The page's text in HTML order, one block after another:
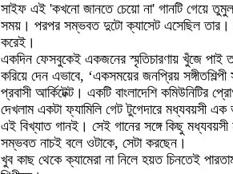
সাইফ এই 'কখনো জানতে চেয়ো না' গানটি গেয়ে
সময়। পরপর সম্ভবত দুটো ক্যাসেট এসেছিল তার।
করেই।
একদিন ফেসবুকেই একজনের স্মৃতিচারণায় খুঁজে পাই
করিয়ে দেন এভাবে, ‘একসময়ের জনপ্রিয়
প্রবাসী আর্কিটেক্ট। একটি বাংলাদেশি কমিউনিটির
দেখলাম একটা ফ্যামিলি গেট টুগেদারে মধ্যবয়সী
এই বিখ্যাত গানই। সেই গানের সঙ্গে কিছু মধ্যবয়সী
সম্ভবত নাচই বলে ওটাকে, সেটা করছেন।
খুব কাছ থেকে ক্যামেরা না নিলে হয়ত চিনতেই